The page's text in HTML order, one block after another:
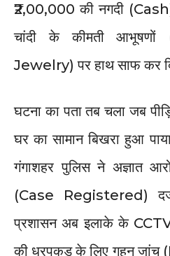
₹2,00,000 की नगदी
चांदी के कीमती
Jewelry) पर हाथ साफ कर
घटना का पता तब चला जब
घर का सामान बिखरा हुआ
गंगाशहर पुलिस ने अज्ञात
(Case Registered)
प्रशासन अब इलाके के
की धरपकड़ के लिए गहन